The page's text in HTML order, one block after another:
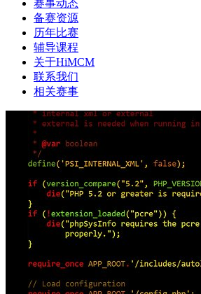
赛事动态
备赛资源
历年比赛
辅导课程
关于HiMCM
联系我们
相关赛事